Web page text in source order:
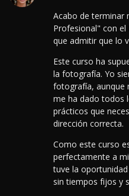
Acabo de terminar
Profesional" con
que admitir que lo
Este curso ha
la fotografía. Yo
fotografía, aunque
me ha dado todos
prácticos que
dirección correcta.
Como este curso
perfectamente a
tuve la
sin tiempos fijos y